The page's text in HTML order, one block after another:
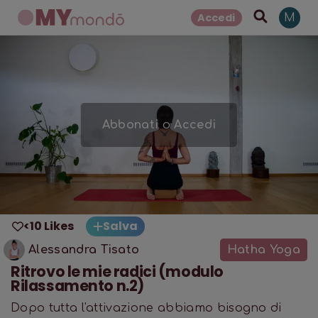
Accedi M
AbbonatioAccedi
<10 Likes Salva
Alessandra Tisato Hatha Yoga
Ritrovo le mie radici (modulo
Rilassamento n.2)
Dopo tutta l'attivazione abbiamo bisogno di